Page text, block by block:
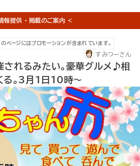
報提供 ・ 掲載のご案内 ＜
のページにはプロモーションが含まれています。
すみつーさん
されるみたい。豪華グルメ♪相
る。3月1日10時～